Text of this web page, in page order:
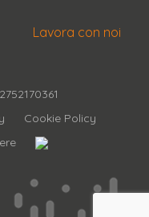
Lavora con noi
Cookie Policy